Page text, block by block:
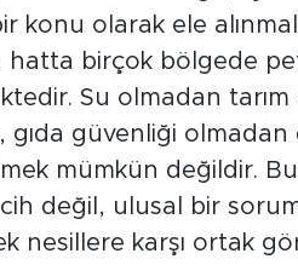
konu olarak ele
hatta birçok bölgede
Su olmadan
gıda güvenliği
mümkün değildir.
değil, ulusal bir
nesillere karşı ortak